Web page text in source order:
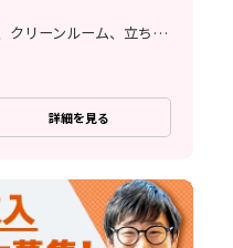
検査、マシンオペレーター、クリーンルーム、立ち作業
詳細を見る